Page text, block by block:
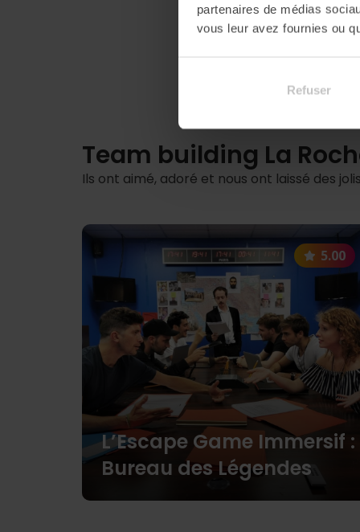
partenaires de médias
vous leur avez fournies ou
Refuser
Team building La
Ils ont aimé, adoré et nous ont laissé des
5.00
L’Escape Game Immersif :
Bureau des Légendes